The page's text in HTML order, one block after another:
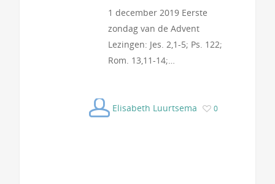
1 december 2019 Eerste
zondag van de Advent
Lezingen: Jes. 2,1-5; Ps. 122;
Rom. 13,11-14;…
Elisabeth Luurtsema 0